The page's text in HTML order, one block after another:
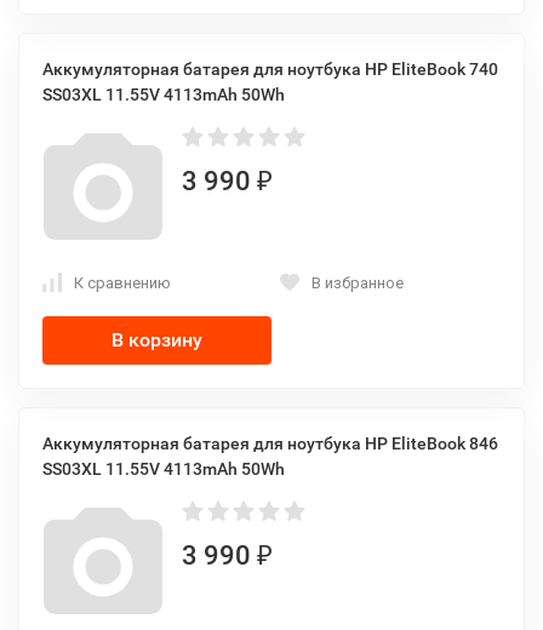
Аккумуляторная батарея для ноутбука HP EliteBook 740
SS03XL 11.55V 4113mAh 50Wh
3 990 ₽
К сравнению В избранное
В корзину
Аккумуляторная батарея для ноутбука HP EliteBook 846
SS03XL 11.55V 4113mAh 50Wh
3 990 ₽